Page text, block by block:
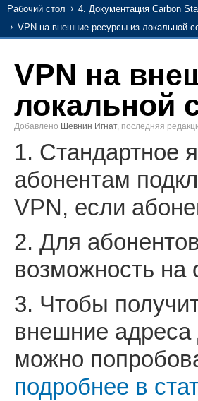
Рабочий стол 4. Документация Carbon
VPN на внешние ресурсы из локальной
VPN на
локальной
Добавлено Шевнин Игнат, последняя
1. Стандартное
абонентам
VPN, если
2. Для
возможность на
3. Чтобы
внешние адреса
можно
подробнее в